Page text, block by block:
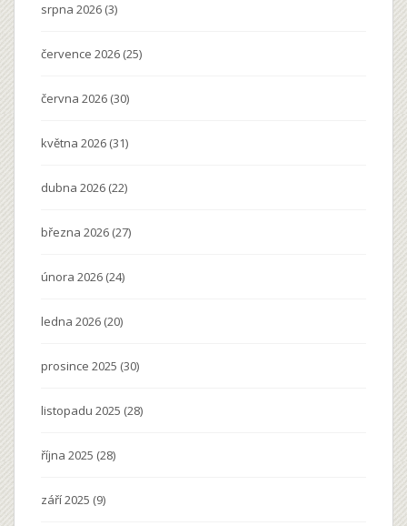
srpna 2026 (3)
července 2026 (25)
června 2026 (30)
května 2026 (31)
dubna 2026 (22)
března 2026 (27)
února 2026 (24)
ledna 2026 (20)
prosince 2025 (30)
listopadu 2025 (28)
října 2025 (28)
září 2025 (9)